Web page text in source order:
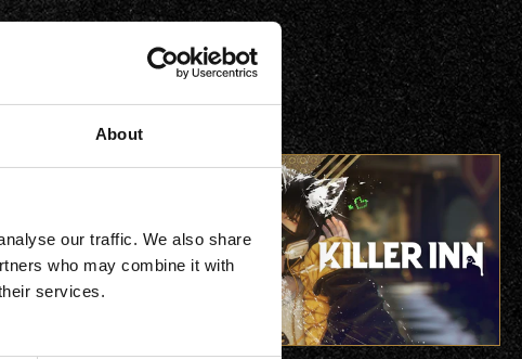
About
our traffic. We also share
who may combine it with
services.